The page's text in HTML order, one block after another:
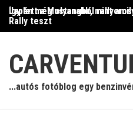
Skip
content
Így lett a Mustangból
Rally teszt
Japán még olyanabb, mint
...autós fotóblog egy